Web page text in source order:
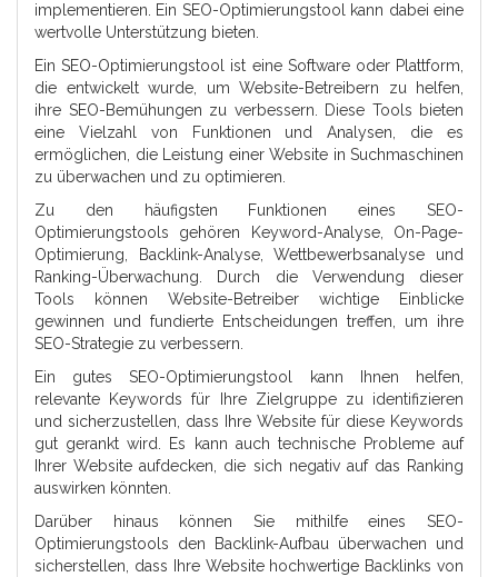
implementieren. Ein SEO-Optimierungstool kann dabei eine
wertvolle Unterstützung bieten.
Ein SEO-Optimierungstool ist eine Software oder Plattform,
die entwickelt wurde, um Website-Betreibern zu helfen,
ihre SEO-Bemühungen zu verbessern. Diese Tools bieten
eine Vielzahl von Funktionen und Analysen, die es
ermöglichen, die Leistung einer Website in Suchmaschinen
zu überwachen und zu optimieren.
Zu den häufigsten Funktionen eines SEO-
Optimierungstools gehören Keyword-Analyse, On-Page-
Optimierung, Backlink-Analyse, Wettbewerbsanalyse und
Ranking-Überwachung. Durch die Verwendung dieser
Tools können Website-Betreiber wichtige Einblicke
gewinnen und fundierte Entscheidungen treffen, um ihre
SEO-Strategie zu verbessern.
Ein gutes SEO-Optimierungstool kann Ihnen helfen,
relevante Keywords für Ihre Zielgruppe zu identifizieren
und sicherzustellen, dass Ihre Website für diese Keywords
gut gerankt wird. Es kann auch technische Probleme auf
Ihrer Website aufdecken, die sich negativ auf das Ranking
auswirken könnten.
Darüber hinaus können Sie mithilfe eines SEO-
Optimierungstools den Backlink-Aufbau überwachen und
sicherstellen, dass Ihre Website hochwertige Backlinks von